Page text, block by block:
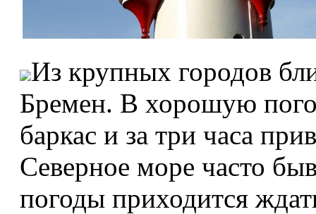
Из крупных городов
Бремен. В хорошую
баркас и за три часа
Северное море часто
погоды приходится